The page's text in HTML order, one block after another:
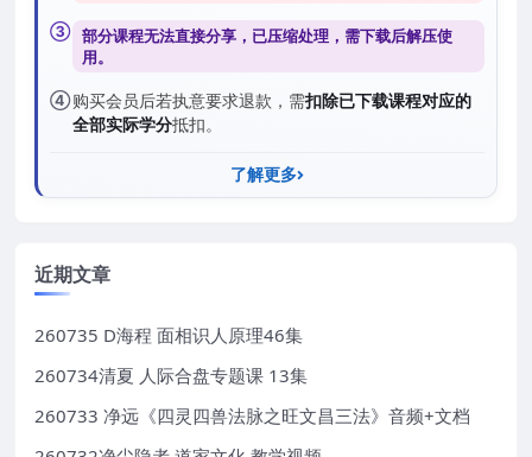
③ 部分课程无法直接分享，已压缩处理，需下载后解压使
用。
④购买会员后若执意要求退款，需扣除已下载课程对应的
全部实际学分抵扣。
了解更多
近期文章
260735 D海程 面相识人原理46集
260734清夏 人际合盘专题课 13集
260733 净远《四灵四兽法脉之旺文昌三法》音频+文档